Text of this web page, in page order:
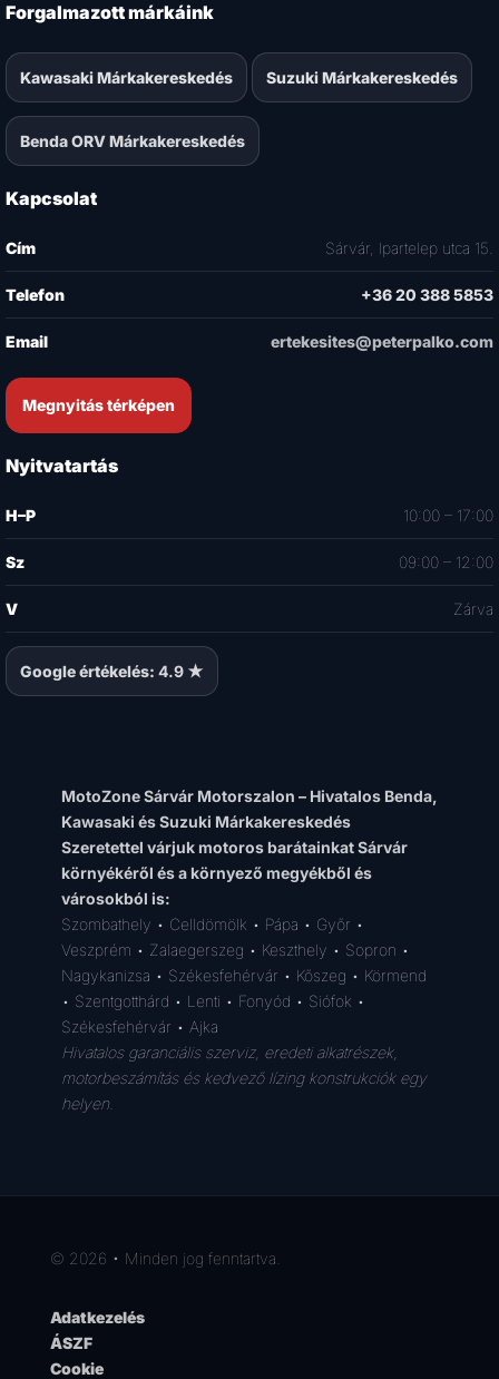
Forgalmazott márkáink
Kawasaki Márkakereskedés Suzuki Márkakereskedés
Benda ORV Márkakereskedés
Kapcsolat
Cím Sárvár, Ipartelep utca 15.
Telefon +36 20 388 5853
Email ertekesites@peterpalko.com
Megnyitás térképen
Nyitvatartás
H–P 10:00 – 17:00
Sz 09:00 – 12:00
V Zárva
Google értékelés: 4.9 ★
MotoZone Sárvár Motorszalon – Hivatalos Benda,
Kawasaki és Suzuki Márkakereskedés
Szeretettel várjuk motoros barátainkat Sárvár
környékéről és a környező megyékből és
városokból is:
Szombathely • Celldömölk • Pápa • Győr •
Veszprém • Zalaegerszeg • Keszthely • Sopron •
Nagykanizsa • Székesfehérvár • Kőszeg • Körmend
• Szentgotthárd • Lenti • Fonyód • Siófok •
Székesfehérvár • Ajka
Hivatalos garanciális szerviz, eredeti alkatrészek,
motorbeszámítás és kedvező lízing konstrukciók egy
helyen.
© 2026 • Minden jog fenntartva.
Adatkezelés
ÁSZF
Cookie